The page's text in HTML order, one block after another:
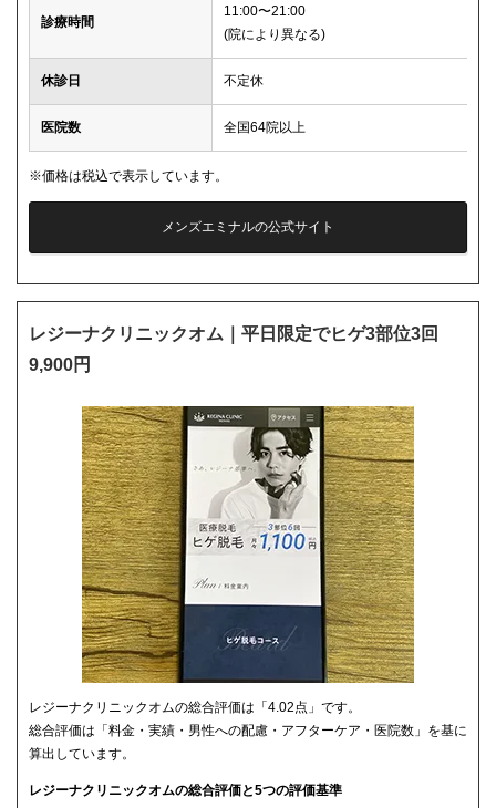
診療時間
11:00〜21:00
(院により異なる)
休診日 不定休
医院数 全国64院以上
※価格は税込で表示しています。
メンズエミナルの公式サイト
レジーナクリニックオム｜平日限定でヒゲ3部位3回
9,900円
レジーナクリニックオムの総合評価は「4.02点」です。
総合評価は「料金・実績・男性への配慮・アフターケア・医院数」を基に
算出しています。
レジーナクリニックオムの総合評価と5つの評価基準